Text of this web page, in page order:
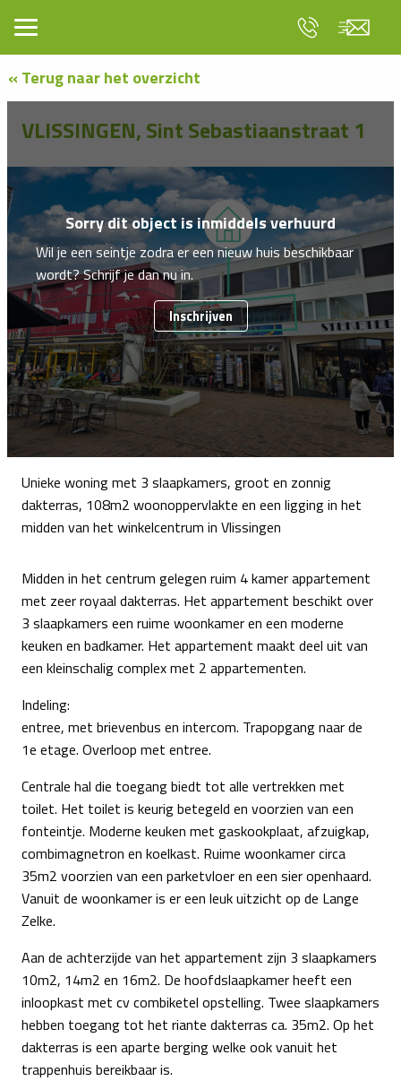
« Terug naar het overzicht
Sorry dit object is inmiddels verhuurd
Wil je een seintje zodra er een nieuw huis beschikbaar
wordt? Schrijf je dan nu in.
Inschrijven
VLISSINGEN, Sint Sebastiaanstraat 1
Unieke woning met 3 slaapkamers, groot en zonnig
dakterras, 108m2 woonoppervlakte en een ligging in het
midden van het winkelcentrum in Vlissingen
Midden in het centrum gelegen ruim 4 kamer appartement
met zeer royaal dakterras. Het appartement beschikt over
3 slaapkamers een ruime woonkamer en een moderne
keuken en badkamer. Het appartement maakt deel uit van
een kleinschalig complex met 2 appartementen.
Indeling:
entree, met brievenbus en intercom. Trapopgang naar de
1e etage. Overloop met entree.
Centrale hal die toegang biedt tot alle vertrekken met
toilet. Het toilet is keurig betegeld en voorzien van een
fonteintje. Moderne keuken met gaskookplaat, afzuigkap,
combimagnetron en koelkast. Ruime woonkamer circa
35m2 voorzien van een parketvloer en een sier openhaard.
Vanuit de woonkamer is er een leuk uitzicht op de Lange
Zelke.
Aan de achterzijde van het appartement zijn 3 slaapkamers
10m2, 14m2 en 16m2. De hoofdslaapkamer heeft een
inloopkast met cv combiketel opstelling. Twee slaapkamers
hebben toegang tot het riante dakterras ca. 35m2. Op het
dakterras is een aparte berging welke ook vanuit het
trappenhuis bereikbaar is.